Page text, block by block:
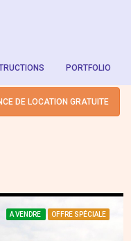
PORTFOLIO
DE LOCATION GRATUITE
A VENDRE OFFRE SPÉCIALE